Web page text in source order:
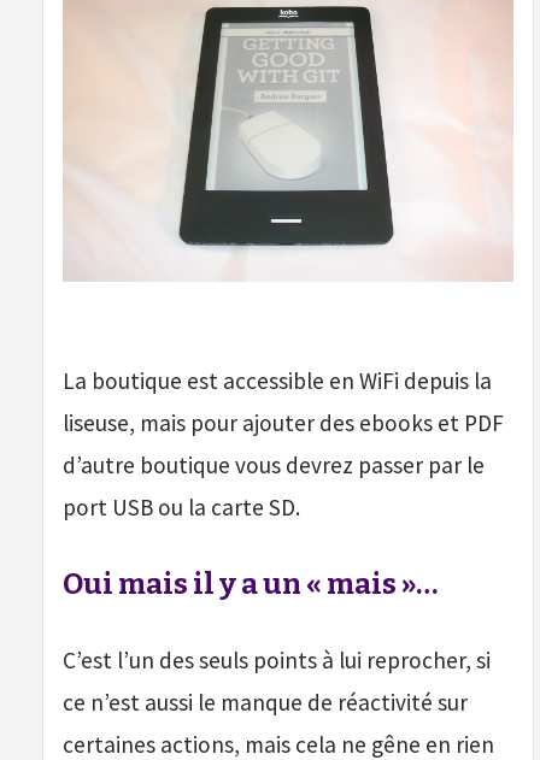
La boutique est accessible en WiFi depuis la
liseuse, mais pour ajouter des ebooks et PDF
d’autre boutique vous devrez passer par le
port USB ou la carte SD.
Oui mais il y a un « mais »…
C’est l’un des seuls points à lui reprocher, si
ce n’est aussi le manque de réactivité sur
certaines actions, mais cela ne gêne en rien